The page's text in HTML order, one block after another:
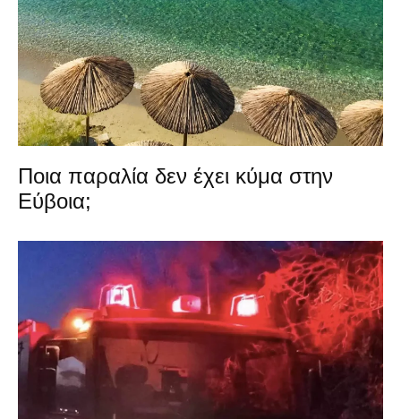
Ποια παραλία δεν έχει κύμα στην
Εύβοια;